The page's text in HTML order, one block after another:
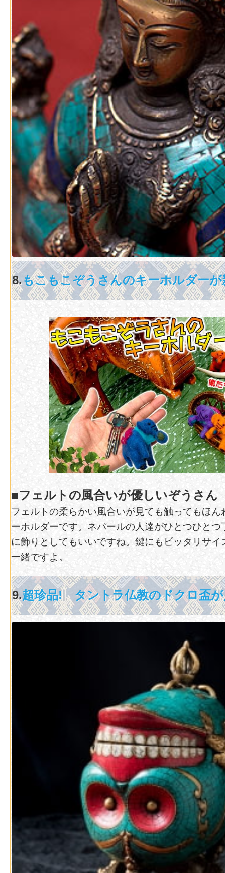
8.もこもこぞうさんのキーホルダーが
■フェルトの風合いが優しいぞうさん
フェルトの柔らかい風合いが見ても触ってもほ
ーホルダーです。ネパールの人達がひとつひと
に飾りとしてもいいですね。鍵にもピッタリサ
一緒ですよ。
9.超珍品! タントラ仏教のドクロ盃